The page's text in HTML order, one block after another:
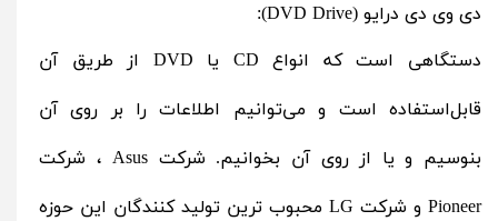
دی‌ وی‌ دی درایو (DVD Drive):
دستگاهی است که انواع CD یا DVD از طریق آن
قابل‌استفاده است و می‌توانیم اطلاعات را بر روی آن
بنوسیم و یا از روی آن بخوانیم. شرکت Asus، شرکت
Pioneer و شرکت LG محبوب ترین تولید کنندگان این حوزه